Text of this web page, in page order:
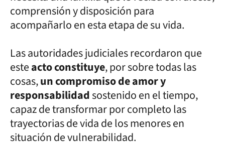
comprensión y disposición para
acompañarlo en esta etapa de su vida.
Las autoridades judiciales recordaron que
esteacto constituye, por sobre todas las
cosas,un compromiso de amor y
responsabilidadsostenido en el tiempo,
capaz de transformar por completo las
trayectorias de vida de los menores en
situación de vulnerabilidad.